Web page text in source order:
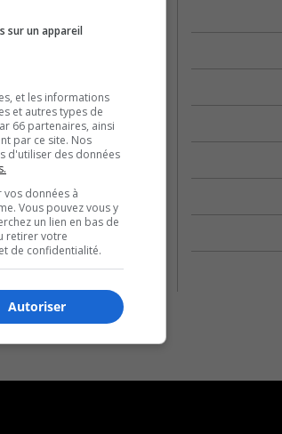
sur un appareil
et les informations
et autres types de
66 partenaires, ainsi
par ce site. Nos
d'utiliser des données
données à
Vous pouvez vous y
un lien en bas de
retirer votre
de confidentialité.
Autoriser